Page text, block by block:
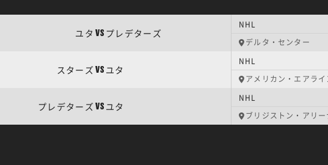
ユタ VS プレデターズ
NHL
デルタ・センター
スターズ VS ユタ
NHL
アメリカン・エアラ
プレデターズ VS ユタ
NHL
ブリジストン・アリー